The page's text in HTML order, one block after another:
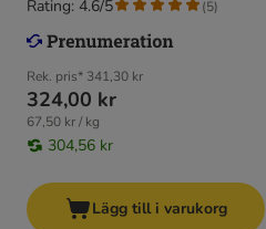
Rek. pris* 341,30 kr
324,00 kr
67,50 kr / kg
304,56 kr
Rating: 4.6/5 (5)
Lägg till i varukorg